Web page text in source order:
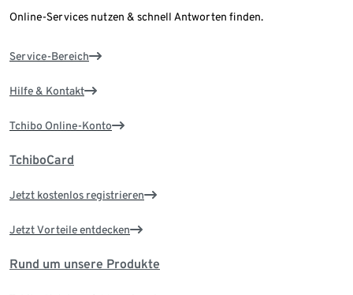
Online-Services nutzen & schnell Antworten finden.
Service-Bereich
Hilfe & Kontakt
Tchibo Online-Konto
TchiboCard
Jetzt kostenlos registrieren
Jetzt Vorteile entdecken
Rund um unsere Produkte